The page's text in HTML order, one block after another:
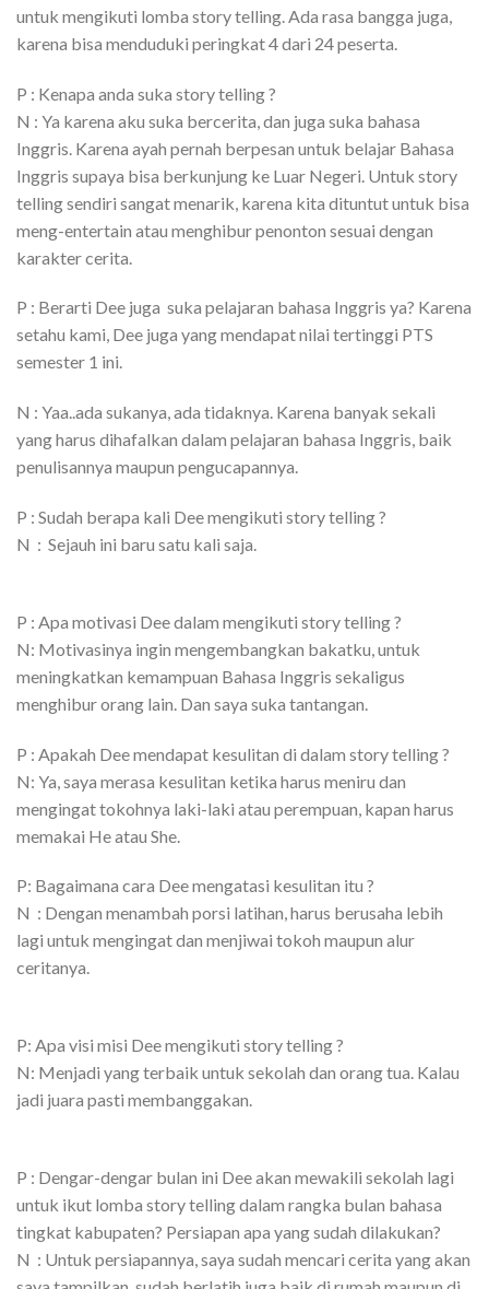
untuk mengikuti lomba story telling. Ada rasa bangga juga,
karena bisa menduduki peringkat 4 dari 24 peserta.
P : Kenapa anda suka story telling ?
N : Ya karena aku suka bercerita, dan juga suka bahasa
Inggris. Karena ayah pernah berpesan untuk belajar Bahasa
Inggris supaya bisa berkunjung ke Luar Negeri. Untuk story
telling sendiri sangat menarik, karena kita dituntut untuk bisa
meng-entertain atau menghibur penonton sesuai dengan
karakter cerita.
P : Berarti Dee juga suka pelajaran bahasa Inggris ya? Karena
setahu kami, Dee juga yang mendapat nilai tertinggi PTS
semester 1 ini.
N : Yaa..ada sukanya, ada tidaknya. Karena banyak sekali
yang harus dihafalkan dalam pelajaran bahasa Inggris, baik
penulisannya maupun pengucapannya.
P : Sudah berapa kali Dee mengikuti story telling ?
N : Sejauh ini baru satu kali saja.
P : Apa motivasi Dee dalam mengikuti story telling ?
N: Motivasinya ingin mengembangkan bakatku, untuk
meningkatkan kemampuan Bahasa Inggris sekaligus
menghibur orang lain. Dan saya suka tantangan.
P : Apakah Dee mendapat kesulitan di dalam story telling ?
N: Ya, saya merasa kesulitan ketika harus meniru dan
mengingat tokohnya laki-laki atau perempuan, kapan harus
memakai He atau She.
P: Bagaimana cara Dee mengatasi kesulitan itu ?
N : Dengan menambah porsi latihan, harus berusaha lebih
lagi untuk mengingat dan menjiwai tokoh maupun alur
ceritanya.
P: Apa visi misi Dee mengikuti story telling ?
N: Menjadi yang terbaik untuk sekolah dan orang tua. Kalau
jadi juara pasti membanggakan.
P : Dengar-dengar bulan ini Dee akan mewakili sekolah lagi
untuk ikut lomba story telling dalam rangka bulan bahasa
tingkat kabupaten? Persiapan apa yang sudah dilakukan?
N : Untuk persiapannya, saya sudah mencari cerita yang akan